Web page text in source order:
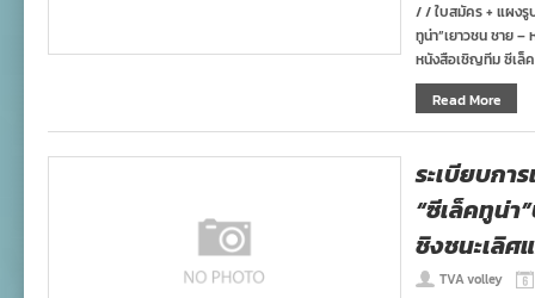
/ / ใบสมัคร + แผงรู
ทูน่า”เยาวชน ชาย
หนังสือเชิญทีม ซีเล็
Read More
ระเบียบกา
“ซีเล็คทูน่า
ชิงชนะเลิศ
TVA volley